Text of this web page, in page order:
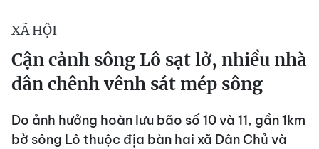
XÃ HỘI
Cận cảnh sông Lô sạt lở, nhiều nhà
dân chênh vênh sát mép sông
Do ảnh hưởng hoàn lưu bão số 10 và 11, gần 1km
bờ sông Lô thuộc địa bàn hai xã Dân Chủ và